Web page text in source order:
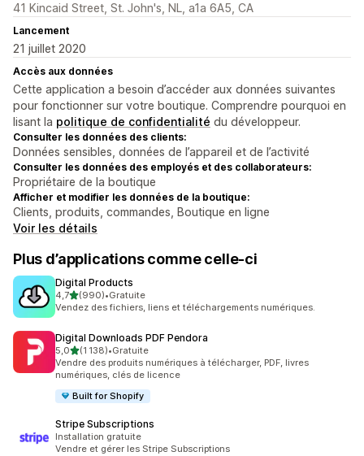
41 Kincaid Street, St. John's, NL, a1a 6A5, CA
Lancement
21 juillet 2020
Accès aux données
Cette application a besoin d’accéder aux données suivantes
pour fonctionner sur votre boutique. Comprendre pourquoi en
lisant la politique de confidentialité du développeur.
Consulter les données des clients:
Données sensibles, données de l’appareil et de l’activité
Consulter les données des employés et des collaborateurs:
Propriétaire de la boutique
Afficher et modifier les données de la boutique:
Clients, produits, commandes, Boutique en ligne
Voir les détails
Plus d’applications comme celle-ci
Digital Products
4,7étoile(s) sur 5
(990)
990 avis au total
•Gratuite
Vendez des fichiers, liens et téléchargements numériques.
Digital Downloads PDF Pendora
5,0étoile(s) sur 5
(1 138)
1138 avis au total
•Gratuite
Vendre des produits numériques à télécharger, PDF, livres
numériques, clés de licence
Built for Shopify
Stripe Subscriptions
Installation gratuite
Vendre et gérer les Stripe Subscriptions